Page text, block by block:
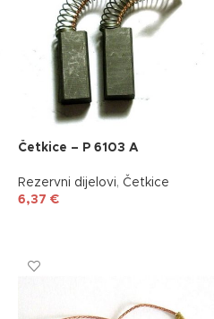
Četkice – P 6103 A
Rezervni dijelovi, Četkice
6,37 €